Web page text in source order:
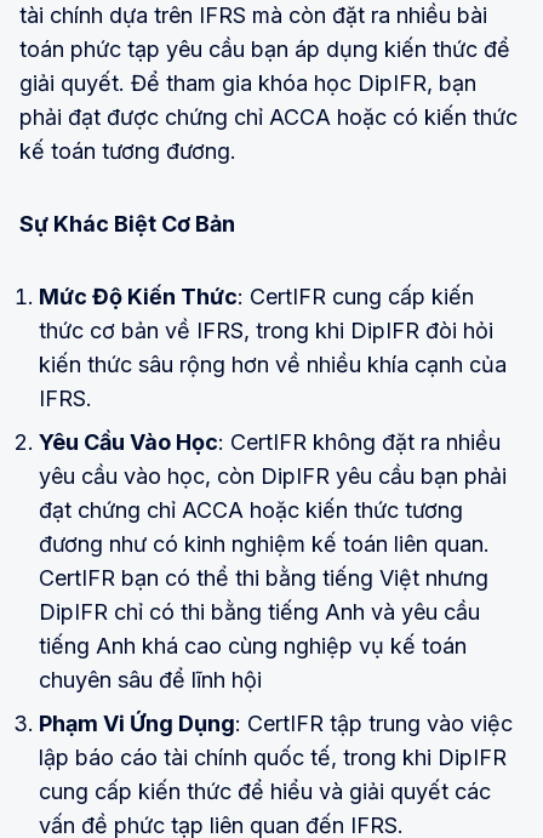
tài chính dựa trên IFRS mà còn đặt ra nhiều bài
toán phức tạp yêu cầu bạn áp dụng kiến thức để
giải quyết. Để tham gia khóa học DipIFR, bạn
phải đạt được chứng chỉ ACCA hoặc có kiến thức
kế toán tương đương.
Sự Khác Biệt Cơ Bản
Mức Độ Kiến Thức: CertIFR cung cấp kiến
thức cơ bản về IFRS, trong khi DipIFR đòi hỏi
kiến thức sâu rộng hơn về nhiều khía cạnh của
IFRS.
Yêu Cầu Vào Học: CertIFR không đặt ra nhiều
yêu cầu vào học, còn DipIFR yêu cầu bạn phải
đạt chứng chỉ ACCA hoặc kiến thức tương
đương như có kinh nghiệm kế toán liên quan.
CertIFR bạn có thể thi bằng tiếng Việt nhưng
DipIFR chỉ có thi bằng tiếng Anh và yêu cầu
tiếng Anh khá cao cùng nghiệp vụ kế toán
chuyên sâu để lĩnh hội
Phạm Vi Ứng Dụng: CertIFR tập trung vào việc
lập báo cáo tài chính quốc tế, trong khi DipIFR
cung cấp kiến thức để hiểu và giải quyết các
vấn đề phức tạp liên quan đến IFRS.